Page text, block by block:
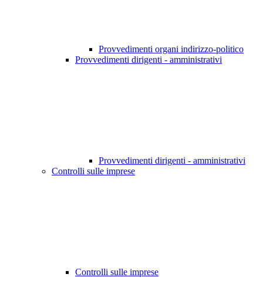
Provvedimenti organi indirizzo-politico
Provvedimenti dirigenti - amministrativi
Provvedimenti dirigenti - amministrativi
Controlli sulle imprese
Controlli sulle imprese